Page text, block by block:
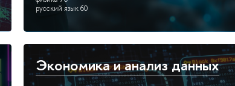
русский язык 60
Экономика и анализ данных